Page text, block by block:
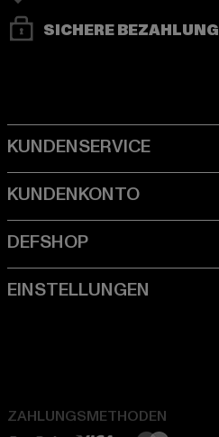
SICHERE BEZAHLUNG
ZAHLUNGSMETHODEN